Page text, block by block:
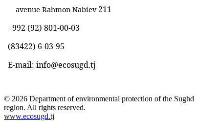
avenue Rahmon Nabiev211
+992 (92) 801-00-03
(83422) 6-03-95
E-mail: info@ecosugd.tj
© 2026 Department of environmental protection of the Sughd
region. All rights reserved.
www.ecosugd.tj